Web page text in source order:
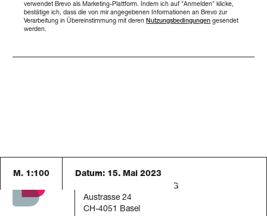
verwendet Brevo als Marketing-Plattform. Indem ich auf "Anmelden" klicke,
bestätige ich, dass die von mir angegebenen Informationen an Brevo zur
Verarbeitung in Übereinstimmung mit deren Nutzungsbedingungen gesendet
werden.
M. 1:100 Datum: 15. Mai 2023
Schauraum B
c/o Blaser Architekten AG
Austrasse 24
CH-4051 Basel